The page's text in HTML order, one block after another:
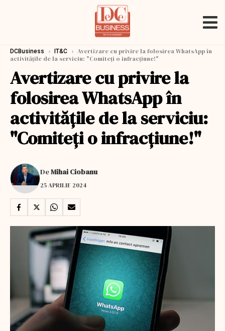
DCBusiness › IT&C › Avertizare cu privire la folosirea WhatsApp în
activităţile de la serviciu: "Comiteţi o infracţiune!"
Avertizare cu privire la
folosirea WhatsApp în
activităţile de la serviciu:
"Comiteţi o infracţiune!"
DeMihai Ciobanu
25 APRILIE 2024